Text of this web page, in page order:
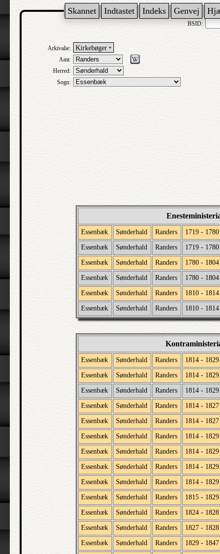
Skannet Indtastet Indeks Genvej
BSID:
Arkivalie: Kirkebøger ‣
Amt:
Herred:
Sogn:
Essenbæk Sønderhald Randers 1719 - 1780
Essenbæk Sønderhald Randers 1719 - 1780
Essenbæk Sønderhald Randers 1780 - 1804
Essenbæk Sønderhald Randers 1780 - 1804
Essenbæk Sønderhald Randers 1810 - 1814
Essenbæk Sønderhald Randers 1810 - 1814
Essenbæk Sønderhald Randers 1814 - 1829
Essenbæk Sønderhald Randers 1814 - 1829
Essenbæk Sønderhald Randers 1814 - 1829
Essenbæk Sønderhald Randers 1814 - 1827
Essenbæk Sønderhald Randers 1814 - 1827
Essenbæk Sønderhald Randers 1814 - 1829
Essenbæk Sønderhald Randers 1814 - 1829
Essenbæk Sønderhald Randers 1814 - 1829
Essenbæk Sønderhald Randers 1814 - 1829
Essenbæk Sønderhald Randers 1815 - 1829
Essenbæk Sønderhald Randers 1824 - 1828
Essenbæk Sønderhald Randers 1827 - 1828
Essenbæk Sønderhald Randers 1829 - 1847